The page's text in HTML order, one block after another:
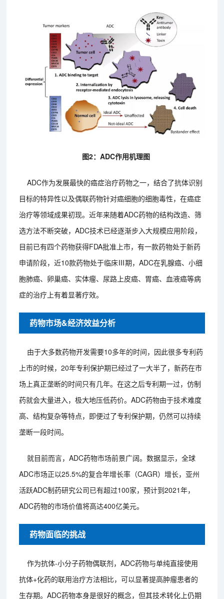
图2：ADC作用机理图
ADC作为发展最快的癌症治疗药物之一，结合了抗体识别
目标的特异性以及偶联药物针对癌细胞的细胞毒性，在癌症
治疗等领域成果初现。近年来随着ADC药物的结构改造、筛
选方法不断突破，ADC技术已经逐渐步入大规模应用阶段，
目前已有四个药物获得FDA批准上市，有一款药物处于新药
申请阶段，近10款药物处于临床Ⅲ期，ADC在乳腺癌、小细
胞肺癌、卵巢癌、实体瘤、尿路上皮癌、胃癌、血液癌等病
症的治疗上有着显著疗效。
药物市场&经济效益分析
由于大多数药物开发需要10多年的时间，因此很多专利药
上市的时候，20年专利保护期已经过了一大半了，新药在市
场上真正垄断的时间只有几年。在这之后专利期一过，仿制
药就会大量进入，极大地压低药价。ADC药物由于技术难度
高、结构复杂等特点，即便过了专利保护期，仍然可以持续
垄断一段时间。
就目前而言，ADC药物市场前景广阔。数据显示，全球
ADC市场正以25.5%的复合年增长率（CAGR）增长，亚州
活跃ADC制药研究公司已有超过100家，预计到2021年，
ADC药物的市场价值将高达400亿美元。
药物面临的挑战
作为抗体-小分子药物偶联剂，ADC药物与单纯直接使用
抗体+化药的联用治疗方法相比，可以显著提高肿瘤患者的
生存期。ADC药物本身是很好的概念，但其技术转化上仍期